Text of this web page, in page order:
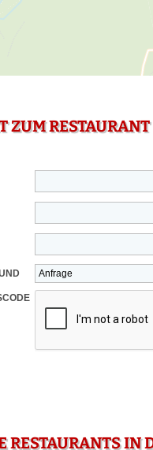
ZUM RESTAURANT
RESTAURANTS IN